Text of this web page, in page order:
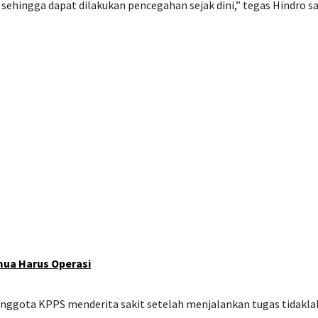
dapat dilakukan pencegahan sejak dini,” tegas Hindro
Harus Operasi
KPPS menderita sakit setelah menjalankan tugas